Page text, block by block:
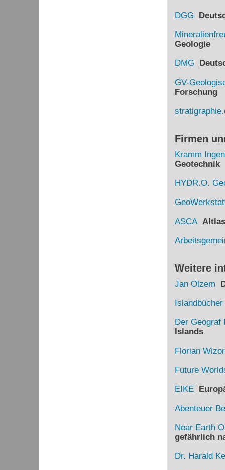
DGG
Geologie
DMG
GV-
Forschung
Firmen
Kramm
Geotechnik
HYDR.O.
ASCA
Weitere
Jan Olzem
Islandbücher
Der Geograf
Islands
Florian
Future
EIKE
Abenteuer
Near Earth
gefährlich
Dr. Harald